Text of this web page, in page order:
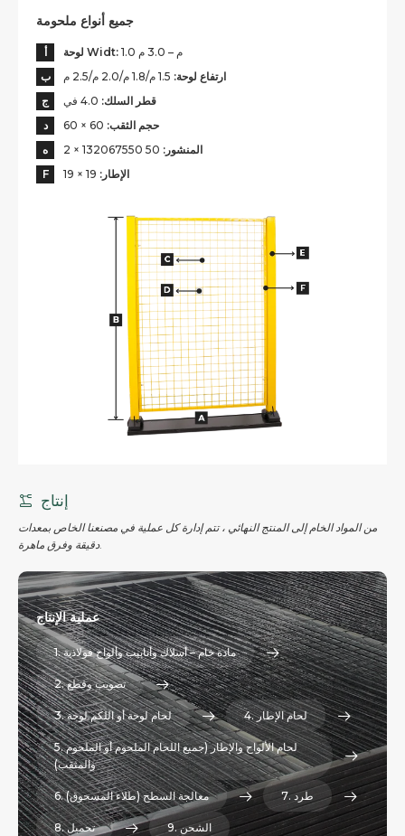
جميع أنواع ملحومة
أ لوحة Widt:
1.0 م – 3.0 م
ب
ارتفاع لوحة:
ج
قطر السلك:
د
حجم الثقب:
ه
المنشور:
F
الإطار:
إنتاج
من المواد الخام إلى المنتج النهائي ، تتم إدارة كل عملية في مصنعنا الخاص بمعدات
دقيقة وفرق ماهرة.
عملية الإنتاج
1. مادة خام – أسلاك وأنابيب وألواح فولاذية
2. تصويب وقطع
3. لحام لوحة أو اللكم لوحة 4. لحام الإطار
5. لحام الألواح والإطار (جميع اللحام الملحوم أو الملحوم
والمثقب)
6. معالجة السطح (طلاء المسحوق) 7. طرد
8. تحميل 9. الشحن